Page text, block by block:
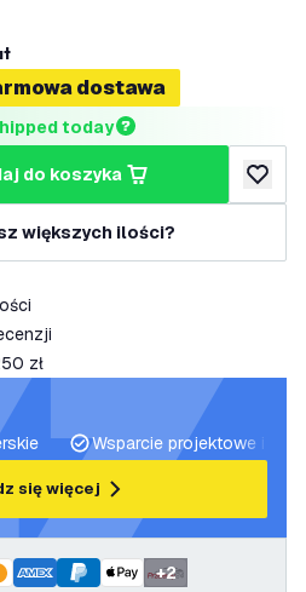
dostawa
today
do koszyka
dodaj
większych ilości?
zł
Wsparcie projektowe i
się więcej
+2